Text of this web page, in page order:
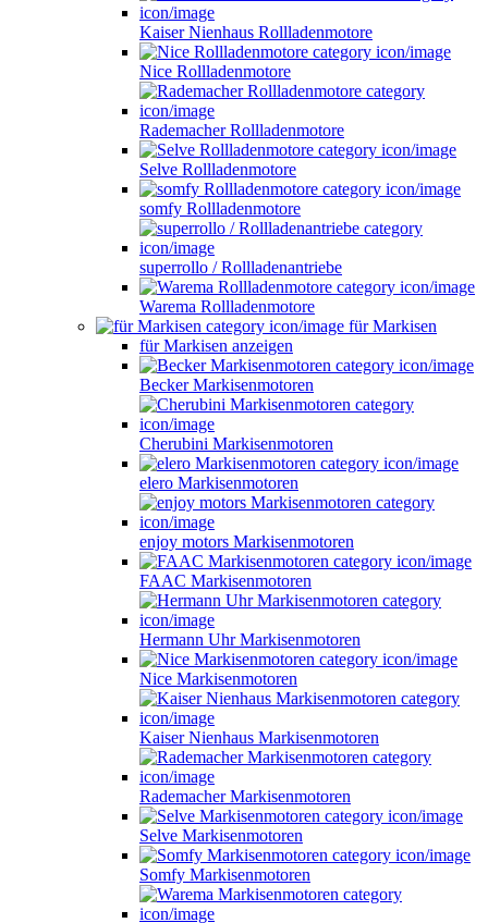
Kaiser Nienhaus Rollladenmotore
Nice Rollladenmotore
Rademacher Rollladenmotore
Selve Rollladenmotore
somfy Rollladenmotore
superrollo / Rollladenantriebe
Warema Rollladenmotore
für Markisen
für Markisen anzeigen
Becker Markisenmotoren
Cherubini Markisenmotoren
elero Markisenmotoren
enjoy motors Markisenmotoren
FAAC Markisenmotoren
Hermann Uhr Markisenmotoren
Nice Markisenmotoren
Kaiser Nienhaus Markisenmotoren
Rademacher Markisenmotoren
Selve Markisenmotoren
Somfy Markisenmotoren